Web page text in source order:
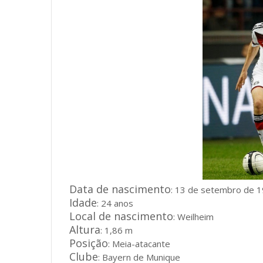
Data de nascimento: 13 de setembro de
Idade: 24 anos
Local de nascimento: Weilheim
Altura: 1,86 m
Posição: Meia-atacante
Clube: Bayern de Munique